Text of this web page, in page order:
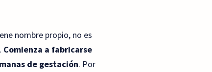
nombre propio, no es
Comienza a fabricarse
de gestación. Por